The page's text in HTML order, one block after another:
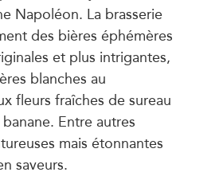
Napoléon. La brasserie
des bières éphémères
et plus intrigantes,
blanches au
fleurs fraîches de sureau
Entre autres
mais étonnantes
saveurs.